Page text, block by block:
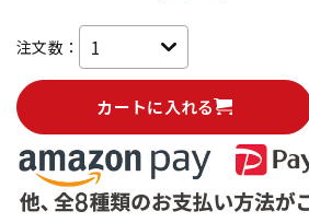
注文数：
カートに入れる